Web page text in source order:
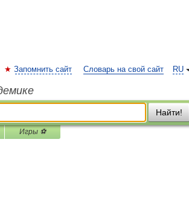
RU
Запомнить сайт Словарь на свой сайт
Найти!
Игры ⚽